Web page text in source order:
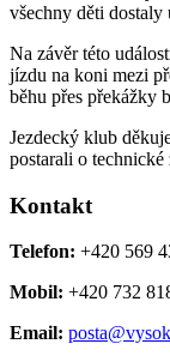
všechny děti dostaly
Na závěr této
jízdu na koni mezi
běhu přes překážky
Jezdecký klub
postarali o
Kontakt
Telefon: +420 569
Mobil: +420 732
Email: